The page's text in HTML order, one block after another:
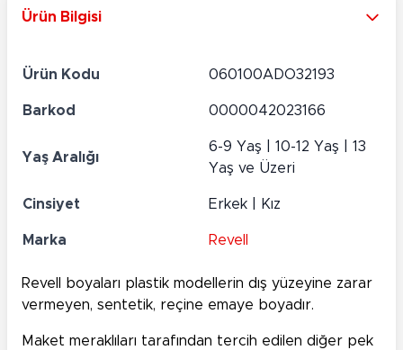
Ürün Bilgisi
Ürün Kodu 060100ADO32193
Barkod 0000042023166
Yaş Aralığı
6-9 Yaş | 10-12 Yaş | 13
Yaş ve Üzeri
Cinsiyet Erkek | Kız
Marka Revell
Revell boyaları plastik modellerin dış yüzeyine zarar
vermeyen, sentetik, reçine emaye boyadır.
Maket meraklıları tarafından tercih edilen diğer pek